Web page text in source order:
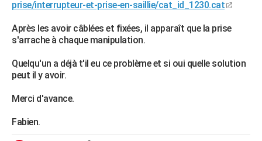
Guides de France
Escapades
Patrimoine
Expositions
Musées
Week-end nature
LIFESTYLE
Art de vivre
Bien-être
Loisirs
Mode
Modes de vie
SANTE
VOYAGE
Destinations
City break
Voyage nature
Voyage de noces
Forum
Climat
+PHOTO
prise/interrupteur-et-prise-en-saillie/cat_id_1230.cat
Après les avoir câblées et fixées, il apparaît que la prise
s'arrache à chaque manipulation.
Quelqu'un a déjà t'il eu ce problème et si oui quelle solution
peut il y avoir.
Merci d'avance.
Fabien.